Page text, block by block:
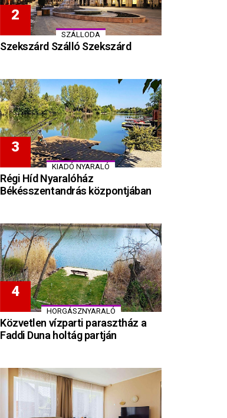
SZÁLLODA
Szekszárd Szálló Szekszárd
KIADÓ NYARALÓ
Régi Híd Nyaralóház
Békésszentandrás központjában
HORGÁSZNYARALÓ
Közvetlen vízparti parasztház a
Faddi Duna holtág partján